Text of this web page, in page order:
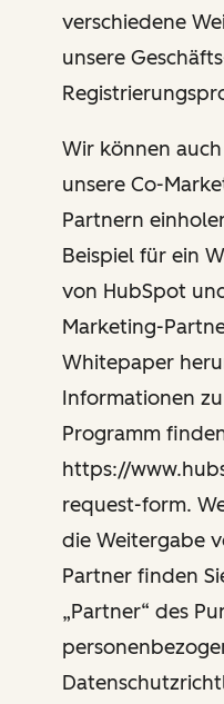
verschiedene
unsere
Wir können
unsere Co-
Partnern
Beispiel für ein
von HubSpot
Marketing-
Whitepaper
Informationen
Programm
https://
request-form.
die Weitergabe
Partner finden
„Partner“ des